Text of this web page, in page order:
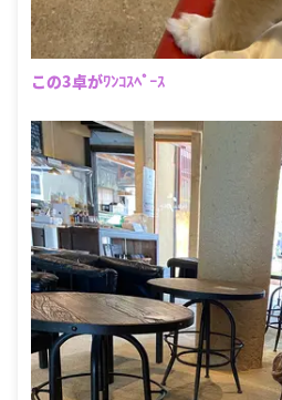
この3卓がﾜﾝｺｽﾍﾟｰｽ